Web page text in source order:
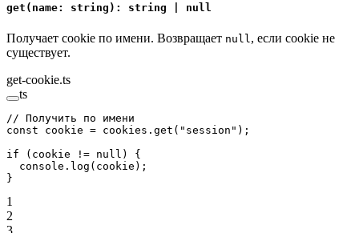
get(name: string): string | null
Получает cookie по имени. Возвращает null, если cookie не
существует.
get-cookie.ts
ts
// Получить по имени
const cookie = cookies. get ( "session" );
if (cookie != null ) {
  console.
log (cookie);
}
1
2